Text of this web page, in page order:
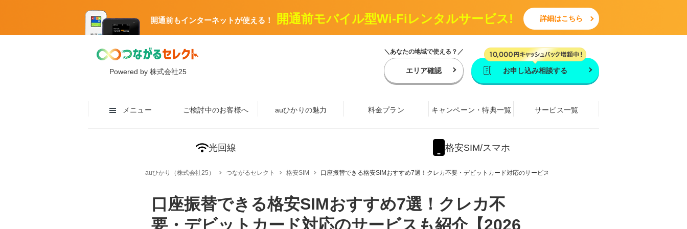
開通前もインターネットが使える！ 開通前モバイル型Wi-Fiレンタルサービス! 詳細はこちら
Powered by 株式会社25
＼あなたの地域で使える？／
エリア確認 お申し込み相談する
メニュー ご検討中のお客様へ auひかりの魅力 料金プラン キャンペーン・特典一覧 サービス一覧
光回線 格安SIM/スマホ
auひかり（株式会社25） つながるセレクト 格安SIM 口座振替できる格安SIMおすすめ7選！クレカ不要・デビットカード対応のサービスも紹介【2026年4月最新】
口座振替できる格安SIMおすすめ7選！クレカ不
要・デビットカード対応のサービスも紹介【2026